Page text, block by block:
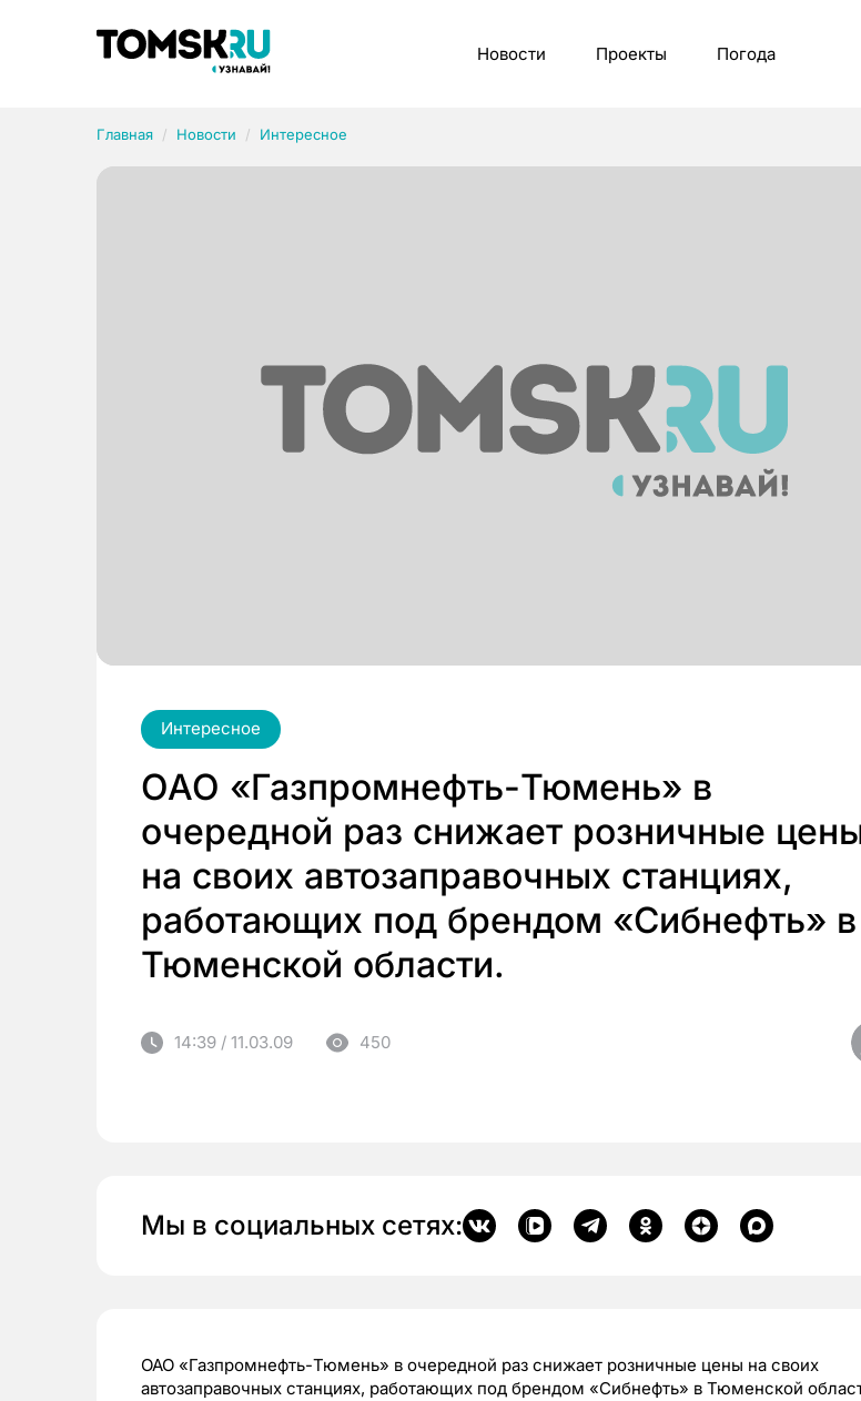
Новости Проекты Погода
Главная Новости Интересное
Интересное
ОАО «Газпромнефть-Тюмень» в
очередной раз снижает розничные
на своих автозаправочных станциях,
работающих под брендом «Сибнефть» в
Тюменской области.
14:39 / 11.03.09 450
Мы в социальных сетях:
ОАО «Газпромнефть-Тюмень» в очередной раз снижает розничные цены на своих
автозаправочных станциях, работающих под брендом «Сибнефть» в Тюменской
Рубрики